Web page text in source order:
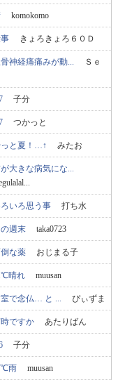
komokomo
きょろきょろ６０Ｄ
神経痛痛みが動... Ｓｅ
子分
つかっと
と夏！…↑ みたお
大きな病気にな...
いろ思う事 打ち水
週末 taka0723
な薬 おじまる子
晴れ muusan
で念仏… と ... ぴぃずま
ですか あたりばん
子分
雨 muusan